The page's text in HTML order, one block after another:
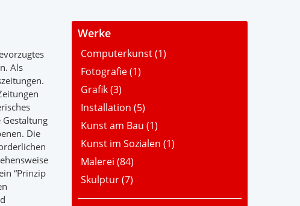
Als
Die
“Prinzip
Werke
Computerkunst (1)
Fotografie (1)
Grafik (3)
Installation (5)
Kunst am Bau (1)
Kunst im Sozialen (1)
Malerei (84)
Skulptur (7)